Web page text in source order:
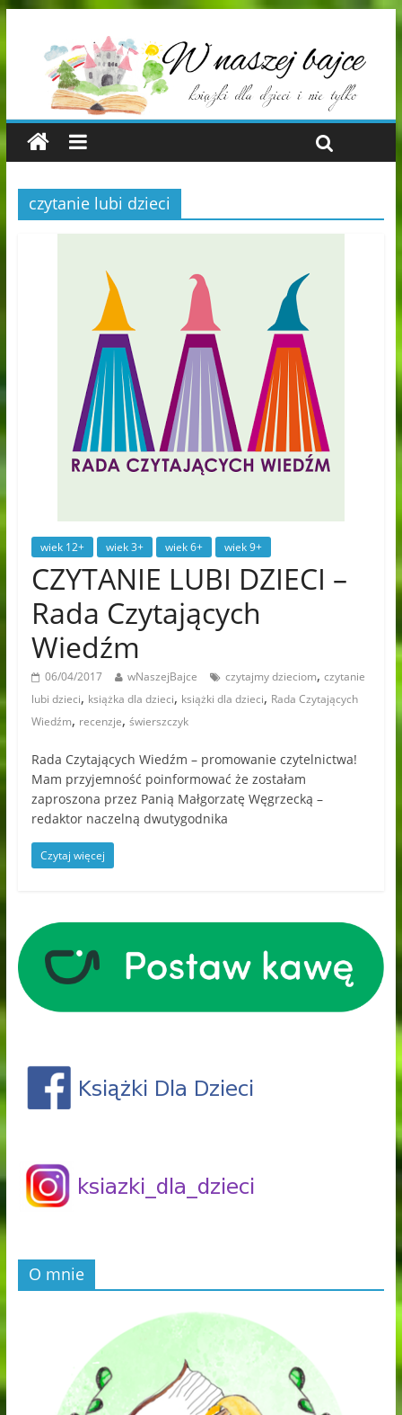
czytanie lubi dzieci
wiek 12+ wiek 3+ wiek 6+ wiek 9+
CZYTANIE LUBI DZIECI –
Rada Czytających
Wiedźm
06/04/2017 wNaszejBajce czytajmy dzieciom, czytanie
lubi dzieci, książka dla dzieci, książki dla dzieci, Rada Czytających
Wiedźm, recenzje, świerszczyk
Rada Czytających Wiedźm – promowanie czytelnictwa!
Mam przyjemność poinformować że zostałam
zaproszona przez Panią Małgorzatę Węgrzecką –
redaktor naczelną dwutygodnika
Czytaj więcej
O mnie